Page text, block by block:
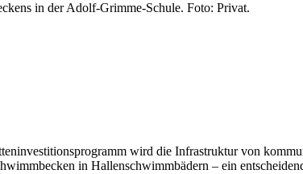
in der Adolf-Grimme-Schule. Foto: Privat.
wird die Infrastruktur von
in Hallenschwimmbädern – ein